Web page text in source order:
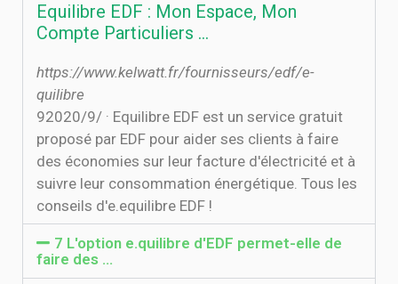
Equilibre EDF : Mon Espace, Mon
Compte Particuliers …
https://www.kelwatt.fr/fournisseurs/edf/e-
quilibre
9‏‏/9‏‏/2020 · Equilibre EDF est un service gratuit
proposé par EDF pour aider ses clients à faire
des économies sur leur facture d'électricité et à
suivre leur consommation énergétique. Tous les
conseils d'e.equilibre EDF !
7 L'option e.quilibre d'EDF permet-elle de
faire des …